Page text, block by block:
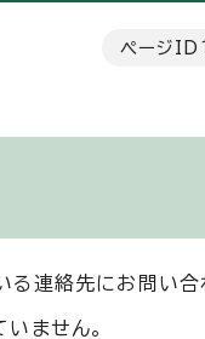
ページID
連絡先にお問い合
ません。